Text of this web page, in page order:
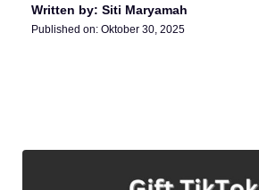
Written by: Siti Maryamah
Published on: Oktober 30, 2025